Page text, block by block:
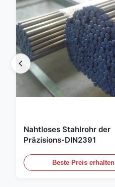
Nahtloses Stahlrohr der
Präzisions-DIN2391
Beste Preis erhalten